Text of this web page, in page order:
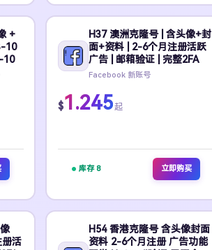
+
10
10
H37 澳洲克隆号 | 含头像+封
面+资料 | 2-6个月注册活跃
广告 | 邮箱验证 | 完整2FA
Facebook 新账号
$1.245起
库存 8 立即购买
活
H54 香港克隆号 含头像封面
资料 2-6个月注册 广告功能